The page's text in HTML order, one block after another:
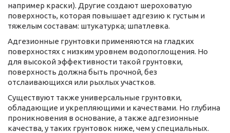
например краски). Другие создают шероховатую
поверхность, которая повышает адгезию к густым и
тяжелым составам: штукатурка; шпатлевка.
Адгезионные грунтовки применяются на гладких
поверхностях с низким уровнем водопоглощения. Но
для высокой эффективности такой грунтовки,
поверхность должна быть прочной, без
отслаивающихся или рыхлых участков.
Существуют также универсальные грунтовки,
обладающие и укрепляющими и качествами. Но глубина
проникновения в основание, а также адгезионные
качества, у таких грунтовок ниже, чем у специальных.